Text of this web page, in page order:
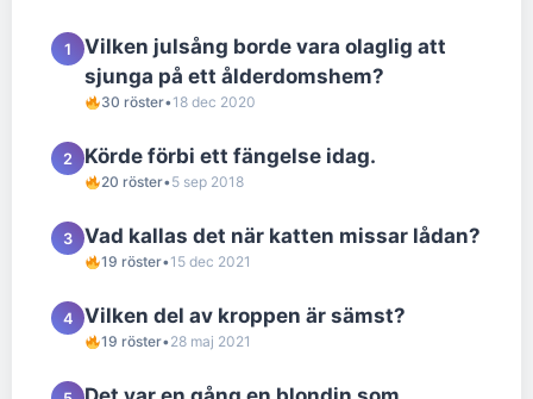
1
Vilken julsång borde vara olaglig att
sjunga på ett ålderdomshem?
30 röster•18 dec 2020
2 Körde förbi ett fängelse idag.
20 röster•5 sep 2018
3 Vad kallas det när katten missar lådan?
19 röster•15 dec 2021
4 Vilken del av kroppen är sämst?
19 röster•28 maj 2021